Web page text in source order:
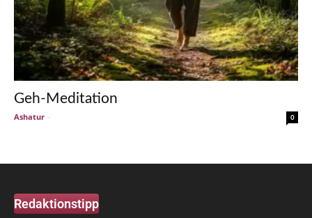
Geh-Meditation
Ashatur - 0
Redaktionstipp